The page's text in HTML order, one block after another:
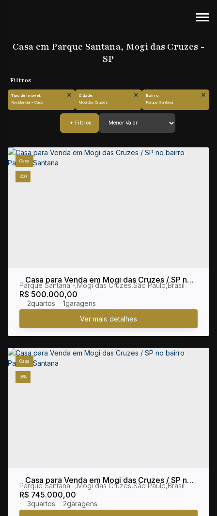
Casa em Parque Santana, Mogi das Cruzes -
SP
Mogi das Cruzes
Parque Santana
300
Casa
Casa para Venda em Mogi das Cruzes / SP no
bairro Parque Santana
R$ 500.000,00
Parque Santana ,Mogi das Cruzes,São Paulo,Brasil
2 1
588
Casa
Casa para Venda em Mogi das Cruzes / SP no
bairro Parque Santana
R$ 745.000,00
Parque Santana ,Mogi das Cruzes,São Paulo,Brasil
3 2